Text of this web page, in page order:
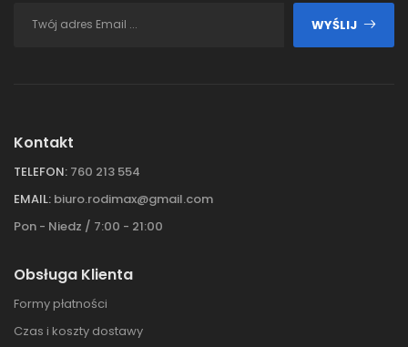
WYŚLIJ
Kontakt
TELEFON: 760 213 554
EMAIL: biuro.rodimax@gmail.com
Pon - Niedz / 7:00 - 21:00
Obsługa Klienta
Formy płatności
Czas i koszty dostawy